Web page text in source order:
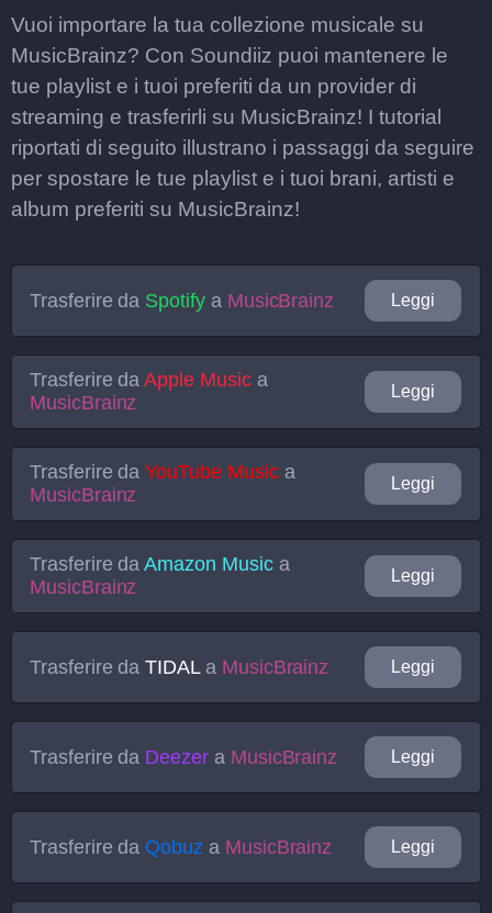
Vuoi importare la tua collezione musicale su
MusicBrainz? Con Soundiiz puoi mantenere le
tue playlist e i tuoi preferiti da un provider di
streaming e trasferirli su MusicBrainz! I tutorial
riportati di seguito illustrano i passaggi da seguire
per spostare le tue playlist e i tuoi brani, artisti e
album preferiti su MusicBrainz!
Trasferire da Spotifya MusicBrainz Leggi
Trasferire daApple Musica
MusicBrainz
Leggi
Trasferire daYouTube Musica
MusicBrainz
Leggi
Trasferire daAmazon Musica
MusicBrainz
Leggi
Trasferire daTIDALa MusicBrainz Leggi
Trasferire da Deezera MusicBrainz Leggi
Trasferire da Qobuz a MusicBrainz Leggi